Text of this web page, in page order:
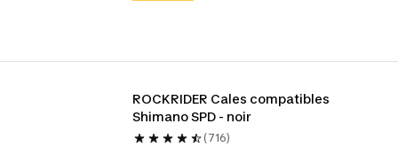
ROCKRIDER Cales compatibles
Shimano SPD - noir
(716)